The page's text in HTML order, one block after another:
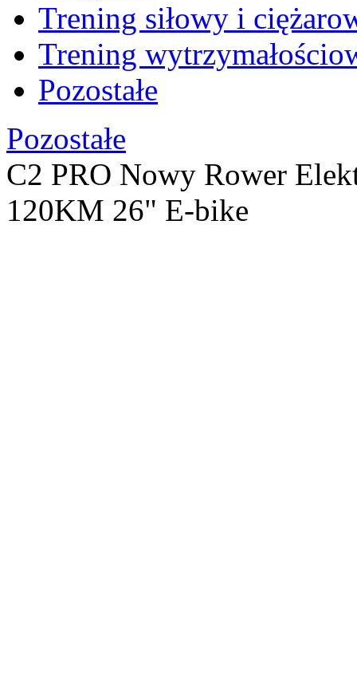
Trening siłowy i
Trening
Pozostałe
Pozostałe
C2 PRO Nowy Rower
120KM 26" E-bike